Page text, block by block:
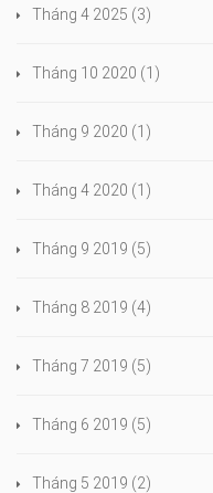
Tháng 4 2025 (3)
Tháng 10 2020 (1)
Tháng 9 2020 (1)
Tháng 4 2020 (1)
Tháng 9 2019 (5)
Tháng 8 2019 (4)
Tháng 7 2019 (5)
Tháng 6 2019 (5)
Tháng 5 2019 (2)